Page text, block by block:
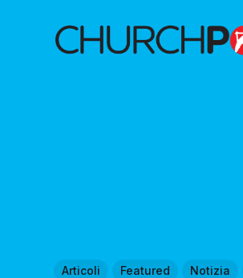
Articoli Featured Notizia